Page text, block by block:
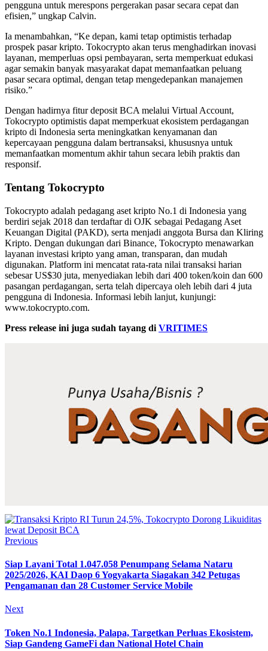
pengguna untuk merespons pergerakan pasar secara cepat dan
efisien,” ungkap Calvin.
Ia menambahkan, “Ke depan, kami tetap optimistis terhadap
prospek pasar kripto. Tokocrypto akan terus menghadirkan inovasi
layanan, memperluas opsi pembayaran, serta memperkuat edukasi
agar semakin banyak masyarakat dapat memanfaatkan peluang
pasar secara optimal, dengan tetap mengedepankan manajemen
risiko.”
Dengan hadirnya fitur deposit BCA melalui Virtual Account,
Tokocrypto optimistis dapat memperkuat ekosistem perdagangan
kripto di Indonesia serta meningkatkan kenyamanan dan
kepercayaan pengguna dalam bertransaksi, khususnya untuk
memanfaatkan momentum akhir tahun secara lebih praktis dan
responsif.
Tentang Tokocrypto
Tokocrypto adalah pedagang aset kripto No.1 di Indonesia yang
berdiri sejak 2018 dan terdaftar di OJK sebagai Pedagang Aset
Keuangan Digital (PAKD), serta menjadi anggota Bursa dan Kliring
Kripto. Dengan dukungan dari Binance, Tokocrypto menawarkan
layanan investasi kripto yang aman, transparan, dan mudah
digunakan. Platform ini mencatat rata-rata nilai transaksi harian
sebesar US$30 juta, menyediakan lebih dari 400 token/koin dan 600
pasangan perdagangan, serta telah dipercaya oleh lebih dari 4 juta
pengguna di Indonesia. Informasi lebih lanjut, kunjungi:
www.tokocrypto.com.
Press release ini juga sudah tayang di VRITIMES
Previous
Siap Layani Total 1.047.058 Penumpang Selama Nataru
2025/2026, KAI Daop 6 Yogyakarta Siagakan 342 Petugas
Pengamanan dan 28 Customer Service Mobile
Next
Token No.1 Indonesia, Palapa, Targetkan Perluas Ekosistem,
Siap Gandeng GameFi dan National Hotel Chain